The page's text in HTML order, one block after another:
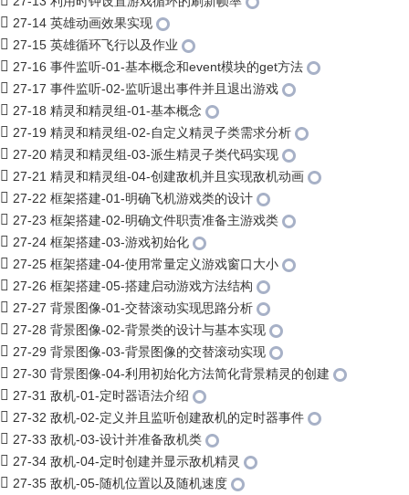
27-14 英雄动画效果实现
27-15 英雄循环飞行以及作业
27-16 事件监听-01-基本概念和event模块的get方法
27-17 事件监听-02-监听退出事件并且退出游戏
27-18 精灵和精灵组-01-基本概念
27-19 精灵和精灵组-02-自定义精灵子类需求分析
27-20 精灵和精灵组-03-派生精灵子类代码实现
27-21 精灵和精灵组-04-创建敌机并且实现敌机动画
27-22 框架搭建-01-明确飞机游戏类的设计
27-23 框架搭建-02-明确文件职责准备主游戏类
27-24 框架搭建-03-游戏初始化
27-25 框架搭建-04-使用常量定义游戏窗口大小
27-26 框架搭建-05-搭建启动游戏方法结构
27-27 背景图像-01-交替滚动实现思路分析
27-28 背景图像-02-背景类的设计与基本实现
27-29 背景图像-03-背景图像的交替滚动实现
27-30 背景图像-04-利用初始化方法简化背景精灵的创建
27-31 敌机-01-定时器语法介绍
27-32 敌机-02-定义并且监听创建敌机的定时器事件
27-33 敌机-03-设计并准备敌机类
27-34 敌机-04-定时创建并显示敌机精灵
27-35 敌机-05-随机位置以及随机速度